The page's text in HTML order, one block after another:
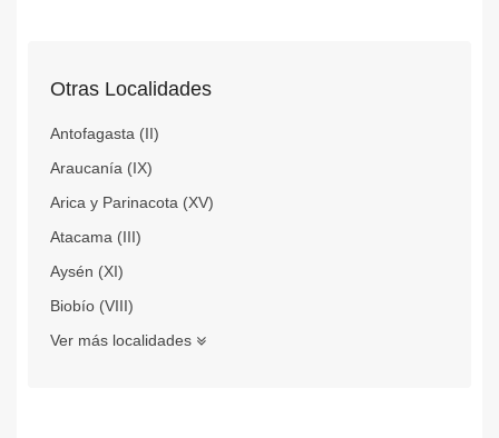
Otras Localidades
Antofagasta (II)
Araucanía (IX)
Arica y Parinacota (XV)
Atacama (III)
Aysén (XI)
Biobío (VIII)
Ver más localidades